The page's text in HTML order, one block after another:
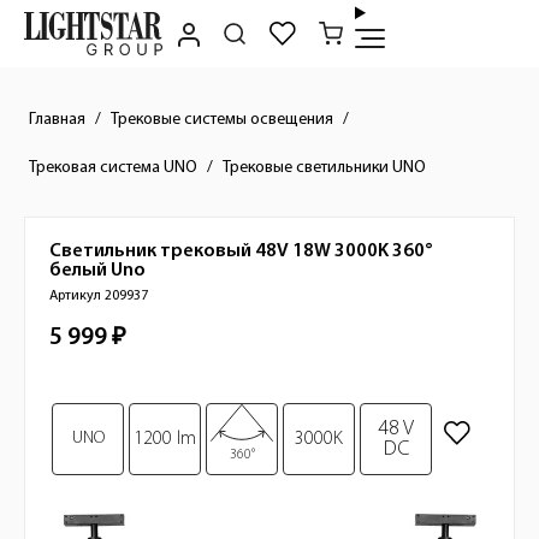
Главная Трековые системы освещения
Трековая система UNO Трековые светильники UNO
Краткое описание товара
Изображения товара
UNO 1200 lm
360°
3000K
48 V
DC
Светильник трековый 48V 18W 3000K 360°
белый Uno
Артикул 209937
Стоимость товара
5 999 ₽